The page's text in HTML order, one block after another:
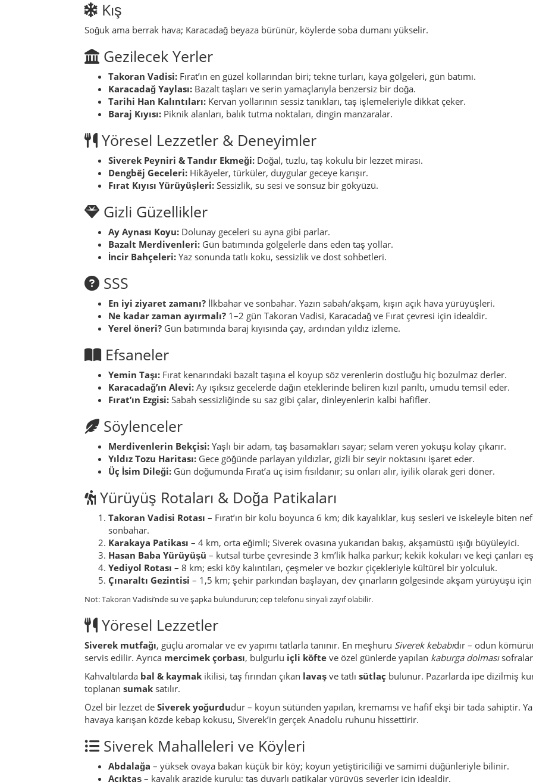
Dengbêj Geceleri:
Fırat Kıyısı Yürüyüşleri:
Gizli Güzellikler
Ay Aynası Koyu: Dolunay geceleri su ayna gibi parlar.
Bazalt Merdivenleri:Gün batımında gölgelerle dans eden taş yollar.
İncir Bahçeleri:Yaz sonunda tatlı koku, sessizlik ve dost sohbetleri.
SSS
En iyi ziyaret zamanı?
İlkbahar ve sonbahar. Yazın sabah/akşam, kışın açık hava yürüyüşleri.
Ne kadar zaman ayırmalı?1–2 gün Takoran Vadisi, Karacadağ ve Fırat çevresi için idealdir.
Yerel öneri?Gün batımında baraj kıyısında çay, ardından yıldız izleme.
Efsaneler
Yemin Taşı:
Fırat kenarındaki bazalt taşına el koyup söz verenlerin dostluğu hiç bozulmaz derler.
Karacadağ’ın Alevi:Ay ışıksız gecelerde dağın eteklerinde beliren kızıl parıltı, umudu temsil eder.
Fırat’ın Ezgisi:Sabah sessizliğinde su saz gibi çalar, dinleyenlerin kalbi hafifler.
Söylenceler
Merdivenlerin Bekçisi:
Yıldız Tozu Haritası:
Üç İsim Dileği:Gün doğumunda Fırat’a üç isim fısıldanır; su onları alır, iyilik olarak geri döner.
Yürüyüş Rotaları & Doğa Patikaları
Takoran Vadisi Rotası
sonbahar.
Karakaya Patikası– 4 km, orta eğimli; Siverek ovasına yukarıdan bakış, akşamüstü ışığı büyüleyici.
Hasan Baba Yürüyüşü– kutsal türbe çevresinde 3 km’lik halka parkur; kekik kokuları ve keçi çanları
Yediyol Rotası – 8 km; eski köy kalıntıları, çeşmeler ve bozkır çiçekleriyle kültürel bir yolculuk.
Not: Takoran Vadisi’nde su ve şapka bulundurun; cep telefonu sinyali zayıf olabilir.
Yöresel Lezzetler
Siverek mutfağı, güçlü aromalar ve ev yapımı tatlarla tanınır. En meşhuruSiverek kebabıdır – odun
servis edilir. Ayrıca
Kahvaltılarda bal & kaymakikilisi, taş fırından çıkanlavaş ve tatlı
toplanansumaksatılır.
Özel bir lezzet deSiverek yoğurdu
dur – koyun sütünden yapılan, kremamsı ve hafif ekşi bir tada sahiptir.
havaya karışan közde kebap kokusu, Siverek’in gerçek Anadolu ruhunu hissettirir.
Siverek Mahalleleri ve Köyleri
Abdalağa– yüksek ovaya bakan küçük bir köy; koyun yetiştiriciliği ve samimi düğünleriyle bilinir.
Ahmetoğlu– kerpiç evleri ve asırlık fıstık ağaçlarıyla geleneksel bir köy.
Akçamescit– açık renk taşlardan yapılmış eski camisinden adını alır; huzurlu atmosferiyle tanınır.
Akçalı– tahıl tarlalarıyla çevrili düz arazide; ilkbaharda gelinciklerle kırmızıya bürünür.
Akdilek– Takoran Vadisi’ne bakan yumuşak tepelerde; fotoğrafçılar için güzel manzaralar sunar.
Akpınar – “beyaz kaynak” anlamına gelir; çevresinde küçük meyve bahçeleri vardır.
Alagöz– nohut ve mercimek üretimiyle bilinen verimli tarım köyü.
Alanyurt– “geniş yurt” anlamında; rüzgâra açık, dost canlısı bir yerleşim.
Altınlı– yaz aylarında altın sarısı tarlalarıyla ismine yaraşır bir manzara sunar.
Altınkum– Fırat’ın küçük kolları yakınında; çobanlar ve balıkçılar birlikte yaşar.
Arısu– berrak kaynak suyu ve misafirperver halkıyla tanınır.
– meyve bahçeleri ve gölgeli yollarıyla serin bir vadi köyü.
Atatürk– şehir merkezinde; okullar, atölyeler ve modern kafelerle canlı bir mahalle.